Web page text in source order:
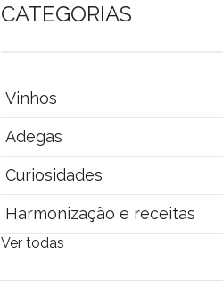
CATEGORIAS
Vinhos
Adegas
Curiosidades
Harmonização e receitas
Ver todas